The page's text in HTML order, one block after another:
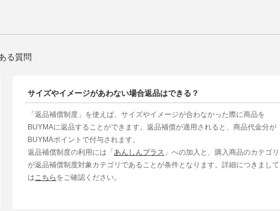
る質問
サイズやイメージがあわない場合返品はできる？
「返品補償制度」を使えば、サイズやイメージが合わなかった際に商品を
BUYMAに返品することができます。返品補償が適用されると、商品代金分が
BUYMAポイントで付与されます。
返品補償制度の利用には「あんしんプラス 」への加入と、購入商品のカテゴリ
が返品補償制度対象カテゴリであることが条件となります。詳細につきまして
は こちら をご確認ください。